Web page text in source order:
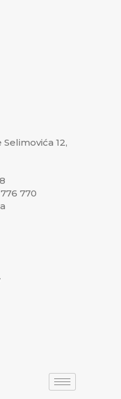
12,
770